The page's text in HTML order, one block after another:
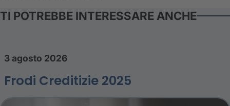
TI POTREBBE INTERESSARE ANCHE
3 agosto 2026
Frodi Creditizie 2025